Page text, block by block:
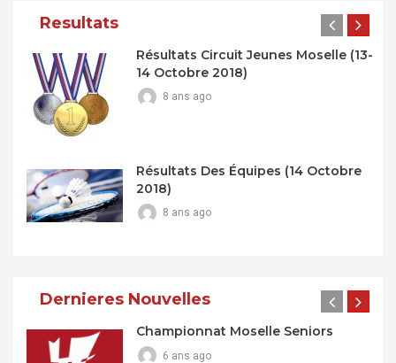
Resultats
Résultats Circuit Jeunes Moselle (13-
14 Octobre 2018)
8 ans ago
Résultats Des Équipes (14 Octobre
2018)
8 ans ago
Dernieres Nouvelles
Championnat Moselle Seniors
6 ans ago